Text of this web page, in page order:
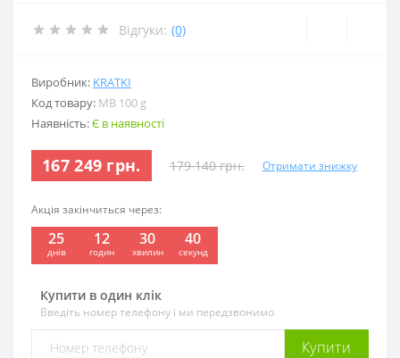
Відгуки: (0)
Виробник: KRATKI
Код товару: MB 100 g
Наявність:Є в наявності
167 249 грн. 179 140 грн. Отримати знижку
Акція закінчиться через:
25
днів
12
годин
30
хвилин
39
секунд
Купити в один клік
Введіть номер телефону і ми передзвонимо
Купити